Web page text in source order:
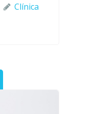
Clínica